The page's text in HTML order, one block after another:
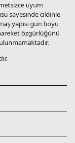
uyum
sayesinde cildinle
yapısı gün boyu
özgürlüğünü